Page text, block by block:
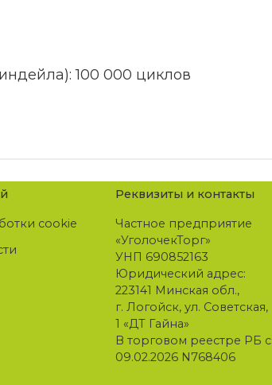
100 000 циклов
cookie
Реквизиты и контакты
Частное предприятие
«УголочекТорг»
УНП 690852163
Юридический адрес:
223141 Минская обл.,
г. Логойск, ул. Советская,
1 «ДТ Гайна»
В торговом реестре РБ с
09.02.2026 N768406